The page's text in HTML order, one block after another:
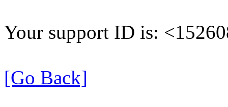
Your support ID is:
[Go Back]